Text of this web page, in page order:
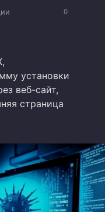
0
установки
веб-сайт,
страница